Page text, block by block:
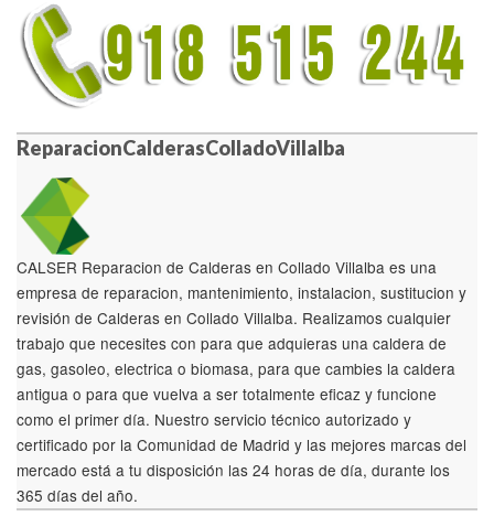
ReparacionCalderasColladoVillalba
CALSER Reparacion de Calderas en Collado Villalba es una
empresa de reparacion, mantenimiento, instalacion, sustitucion y
revisión de Calderas en Collado Villalba. Realizamos cualquier
trabajo que necesites con para que adquieras una caldera de
gas, gasoleo, electrica o biomasa, para que cambies la caldera
antigua o para que vuelva a ser totalmente eficaz y funcione
como el primer día. Nuestro servicio técnico autorizado y
certificado por la Comunidad de Madrid y las mejores marcas del
mercado está a tu disposición las 24 horas de día, durante los
365 días del año.